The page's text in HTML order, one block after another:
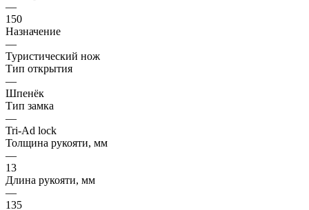
—
150
Назначение
—
Туристический нож
Тип открытия
—
Шпенёк
Тип замка
—
Tri-Ad lock
Толщина рукояти, мм
—
13
Длина рукояти, мм
—
135